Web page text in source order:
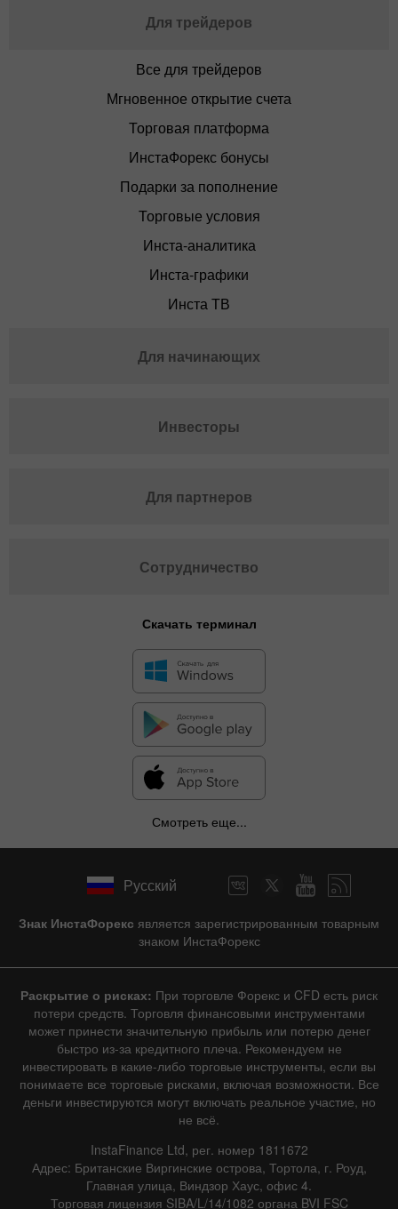
Для трейдеров
Все для трейдеров
Мгновенное открытие счета
Торговая платформа
ИнстаФорекс бонусы
Подарки за пополнение
Торговые условия
Инста-аналитика
Инста-графики
Инста ТВ
Для начинающих
Инвесторы
Для партнеров
Сотрудничество
Скачать терминал
Смотреть еще...
Русский
Знак ИнстаФорекс является зарегистрированным товарным
знаком ИнстаФорекс
Раскрытие о рисках: При торговле Форекс и CFD есть риск
потери средств. Торговля финансовыми инструментами
может принести значительную прибыль или потерю денег
быстро из-за кредитного плеча. Рекомендуем не
инвестировать в какие-либо торговые инструменты, если вы
понимаете все торговые рисками, включая возможности. Все
деньги инвестируются могут включать реальное участие, но
не всё.
InstaFinance Ltd, рег. номер 1811672
Адрес: Британские Виргинские острова, Тортола, г. Роуд,
Главная улица, Виндзор Хаус, офис 4.
Торговая лицензия SIBA/L/14/1082 органа BVI FSC